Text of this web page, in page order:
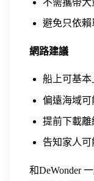
避免只依
網路建議
船上可基本
偏遠海域可
提前下載
告知家人
和DeWonder